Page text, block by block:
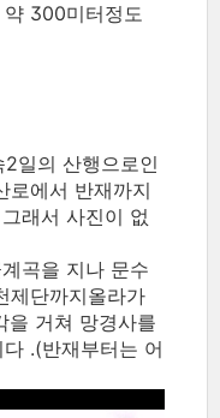
300미터정도
일의 산행으로인
로에서 반재까지
래서 사진이 없
곡을 지나 문수
제단까지올라가
을 거쳐 망경사를
.(반재부터는 어